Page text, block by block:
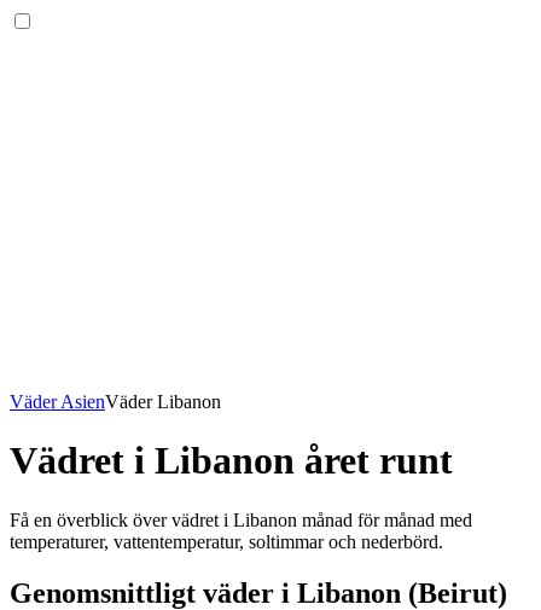
Väder AsienVäder Libanon
Vädret i Libanon året runt
Få en överblick över vädret i Libanon månad för månad med
temperaturer, vattentemperatur, soltimmar och nederbörd.
Genomsnittligt väder i Libanon (Beirut)